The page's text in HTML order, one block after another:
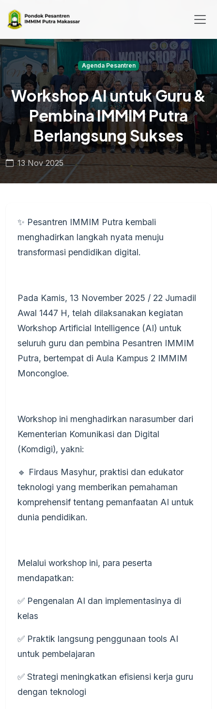
Agenda Pesantren
Workshop AI untuk Guru &
Pembina IMMIM Putra
Berlangsung Sukses
13 Nov 2025
✨ Pesantren IMMIM Putra kembali
menghadirkan langkah nyata menuju
transformasi pendidikan digital.
Pada Kamis, 13 November 2025 / 22 Jumadil
Awal 1447 H, telah dilaksanakan kegiatan
Workshop Artificial Intelligence (AI) untuk
seluruh guru dan pembina Pesantren IMMIM
Putra, bertempat di Aula Kampus 2 IMMIM
Moncongloe.
Workshop ini menghadirkan narasumber dari
Kementerian Komunikasi dan Digital
(Komdigi), yakni:
🔹 Firdaus Masyhur, praktisi dan edukator
teknologi yang memberikan pemahaman
komprehensif tentang pemanfaatan AI untuk
dunia pendidikan.
Melalui workshop ini, para peserta
mendapatkan:
✅ Pengenalan AI dan implementasinya di
kelas
✅ Praktik langsung penggunaan tools AI
untuk pembelajaran
✅ Strategi meningkatkan efisiensi kerja guru
dengan teknologi